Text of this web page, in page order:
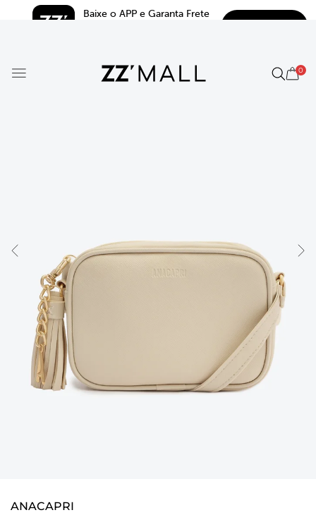
Baixe o APP e Garanta Frete
0
ANACAPRI